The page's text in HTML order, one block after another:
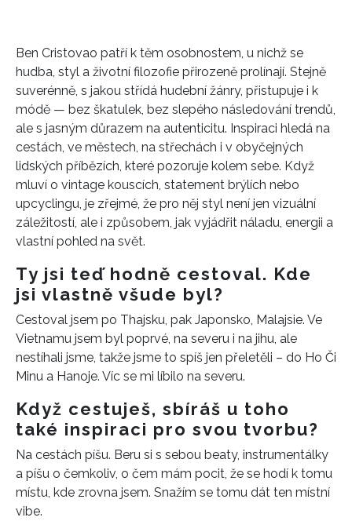
Ben Cristovao patří k těm osobnostem, u nichž se
hudba, styl a životní filozofie přirozeně prolínají. Stejně
suverénně, s jakou střídá hudební žánry, přistupuje i k
módě — bez škatulek, bez slepého následování trendů,
ale s jasným důrazem na autenticitu. Inspiraci hledá na
cestách, ve městech, na střechách i v obyčejných
lidských příbězích, které pozoruje kolem sebe. Když
mluví o vintage kouscích, statement brýlích nebo
upcyclingu, je zřejmé, že pro něj styl není jen vizuální
záležitostí, ale i způsobem, jak vyjádřit náladu, energii a
vlastní pohled na svět.
Ty jsi teď hodně cestoval. Kde
jsi vlastně všude byl?
Cestoval jsem po Thajsku, pak Japonsko, Malajsie. Ve
Vietnamu jsem byl poprvé, na severu i na jihu, ale
nestíhali jsme, takže jsme to spíš jen přeletěli – do Ho Či
Minu a Hanoje. Víc se mi líbilo na severu.
Když cestuješ, sbíráš u toho
také inspiraci pro svou tvorbu?
Na cestách píšu. Beru si s sebou beaty, instrumentálky
a píšu o čemkoliv, o čem mám pocit, že se hodí k tomu
místu, kde zrovna jsem. Snažím se tomu dát ten místní
vibe.